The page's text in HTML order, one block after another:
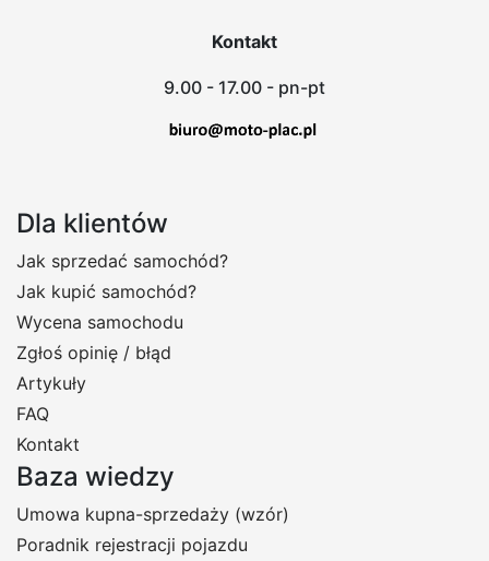
Kontakt
9.00 - 17.00 - pn-pt
Dla klientów
Jak sprzedać samochód?
Jak kupić samochód?
Wycena samochodu
Zgłoś opinię / błąd
Artykuły
FAQ
Kontakt
Baza wiedzy
Umowa kupna-sprzedaży (wzór)
Poradnik rejestracji pojazdu